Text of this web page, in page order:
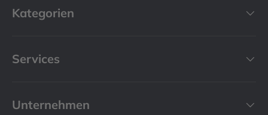
Kategorien
Services
Unternehmen